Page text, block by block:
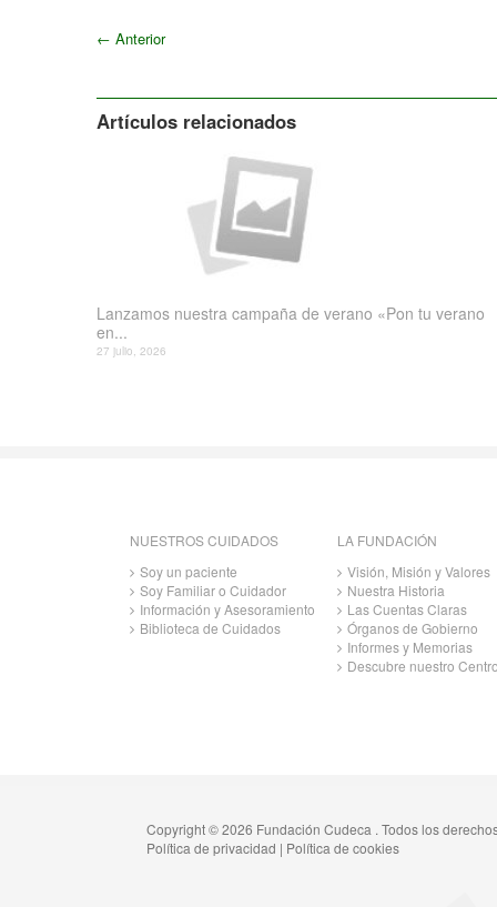
← Anterior
Artículos relacionados
Lanzamos nuestra campaña de verano «Pon tu verano
en...
27 julio, 2026
NUESTROS CUIDADOS
Soy un paciente
Soy Familiar o Cuidador
Información y Asesoramiento
Biblioteca de Cuidados
LA FUNDACIÓN
Visión, Misión y Valores
Nuestra Historia
Las Cuentas Claras
Órganos de Gobierno
Informes y Memorias
Descubre nuestro
Copyright © 2026 Fundación Cudeca . Todos los
Política de privacidad | Política de cookies